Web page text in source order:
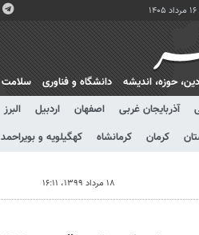
دين، حوزه، انديشه دانشگاه و فناوری سلامت
آذربایجان غربی اصفهان اردبیل البرز
کرمان کرمانشاه کهگیلویه و بویراحمد
۱۸ مرداد ۱۳۹۹، ۱۶:۱۱